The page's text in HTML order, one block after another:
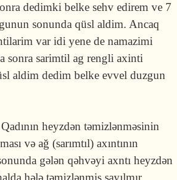
dedimki belke sehv edirem ve 7
sonunda qüsl aldim. Ancaq
var idi yene de namazimi
sonra sarimtil ag rengli axinti
aldim dedim belke evvel duzgun
heyzdən təmizlənməsinin
və ağ (sarımtıl) axıntının
gələn qəhvəyi axntı heyzdən
hələ təmizlənmiş sayılmır.